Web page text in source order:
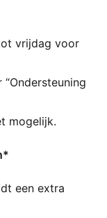
van
en de onderkant
materialen
voor extra
oudere
vrijdag voor
mogelijk.
een extra